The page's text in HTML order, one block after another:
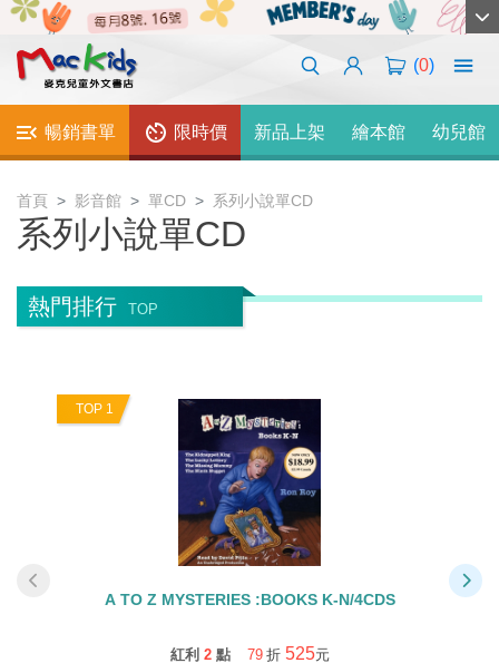
(0)
暢銷書單 限時價 新品上架 繪本館 幼兒館
首頁 影音館 單CD 系列小說單CD
系列小說單CD
熱門排行 TOP
TOP 1
A TO Z MYSTERIES :BOOKS K-N/4CDS
紅利 2 點 79 折 525元